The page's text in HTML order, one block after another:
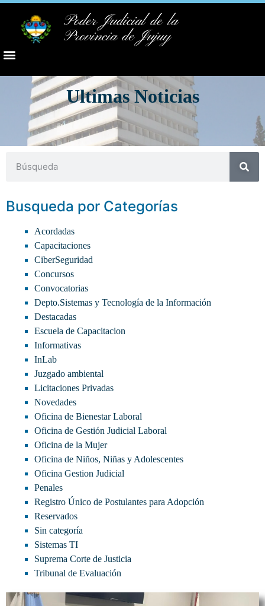
Poder Judicial de la
Provincia de Jujuy
Ultimas Noticias
Busqueda por Categorías
Acordadas
Capacitaciones
CiberSeguridad
Concursos
Convocatorias
Depto.Sistemas y Tecnología de la Información
Destacadas
Escuela de Capacitacion
Informativas
InLab
Juzgado ambiental
Licitaciones Privadas
Novedades
Oficina de Bienestar Laboral
Oficina de Gestión Judicial Laboral
Oficina de la Mujer
Oficina de Niños, Niñas y Adolescentes
Oficina Gestion Judicial
Penales
Registro Único de Postulantes para Adopción
Reservados
Sin categoría
Sistemas TI
Suprema Corte de Justicia
Tribunal de Evaluación